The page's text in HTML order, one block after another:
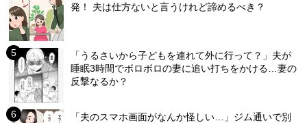
発！ 夫は仕方ないと言うけれど諦めるべき？
「うるさいから子どもを連れて外に行って？」夫が
睡眠3時間でボロボロの妻に追い打ちをかける…妻の
反撃なるか？
「夫のスマホ画面がなんか怪しい…」ジム通いで別